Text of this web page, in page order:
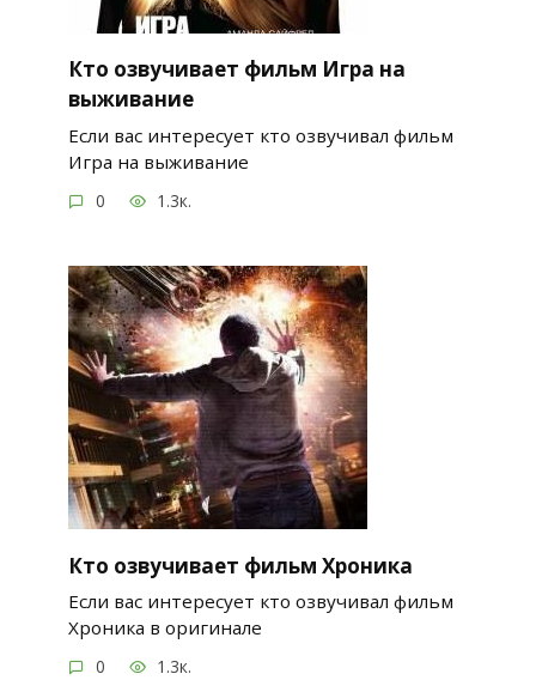
Кто озвучивает фильм Игра на
выживание
Если вас интересует кто озвучивал фильм
Игра на выживание
0 1.3к.
Кто озвучивает фильм Хроника
Если вас интересует кто озвучивал фильм
Хроника в оригинале
0 1.3к.